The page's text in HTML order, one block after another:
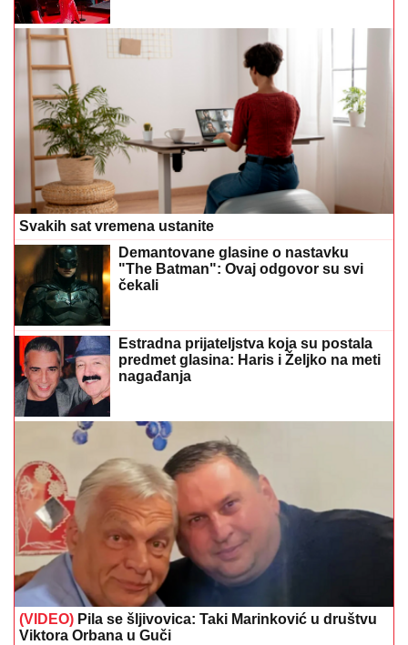
Svakih sat vremena ustanite
Demantovane glasine o nastavku
"The Batman": Ovaj odgovor su svi
čekali
Estradna prijateljstva koja su postala
predmet glasina: Haris i Željko na meti
nagađanja
(VIDEO) Pila se šljivovica: Taki Marinković u društvu
Viktora Orbana u Guči